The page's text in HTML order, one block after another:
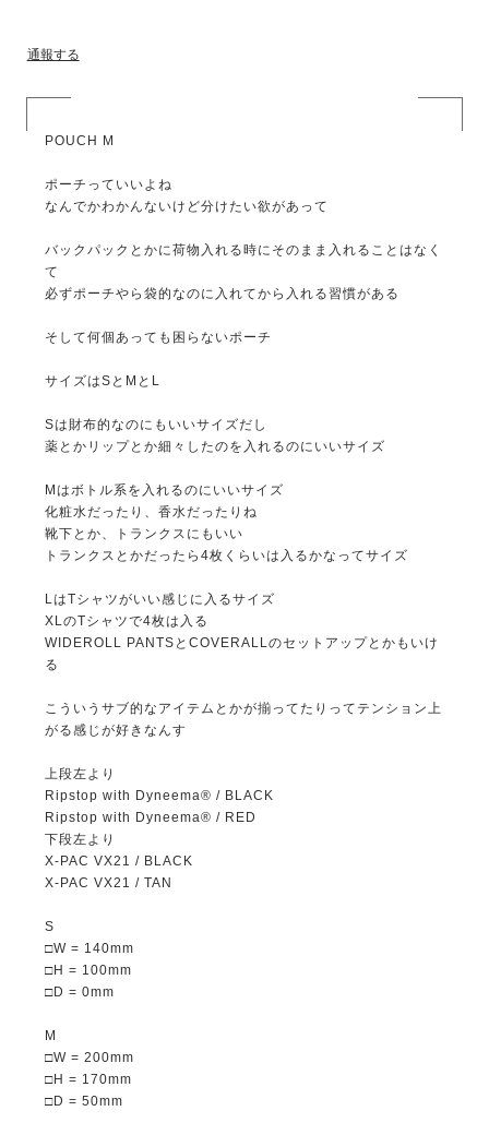
通報する
POUCH M
ポーチっていいよね
なんでかわかんないけど分けたい欲があって
バックパックとかに荷物入れる時にそのまま入れることはなく
て
必ずポーチやら袋的なのに入れてから入れる習慣がある
そして何個あっても困らないポーチ
サイズはSとMとL
Sは財布的なのにもいいサイズだし
薬とかリップとか細々したのを入れるのにいいサイズ
Mはボトル系を入れるのにいいサイズ
化粧水だったり、香水だったりね
靴下とか、トランクスにもいい
トランクスとかだったら4枚くらいは入るかなってサイズ
LはTシャツがいい感じに入るサイズ
XLのTシャツで4枚は入る
WIDEROLL PANTSとCOVERALLのセットアップとかもいけ
る
こういうサブ的なアイテムとかが揃ってたりってテンション上
がる感じが好きなんす
上段左より
Ripstop with Dyneema® / BLACK
Ripstop with Dyneema® / RED
下段左より
X-PAC VX21 / BLACK
X-PAC VX21 / TAN
S
□W = 140mm
□H = 100mm
□D = 0mm
M
□W = 200mm
□H = 170mm
□D = 50mm